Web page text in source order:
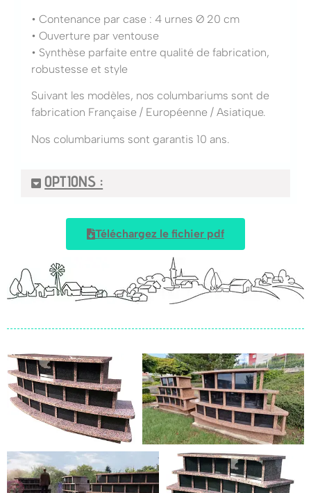
• Contenance par case : 4 urnes Ø 20 cm
• Ouverture par ventouse
• Synthèse parfaite entre qualité de fabrication,
robustesse et style
Suivant les modèles, nos columbariums sont de
fabrication Française / Européenne / Asiatique.
Nos columbariums sont garantis 10 ans.
OPTIONS :
Téléchargez le fichier pdf